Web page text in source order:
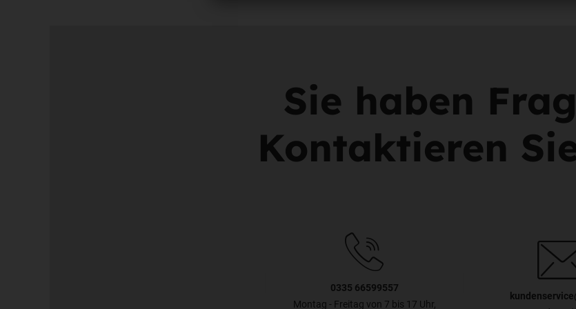
Sie haben
Kontaktieren
0335 66599557
Montag - Freitag von 7 bis 17 Uhr,